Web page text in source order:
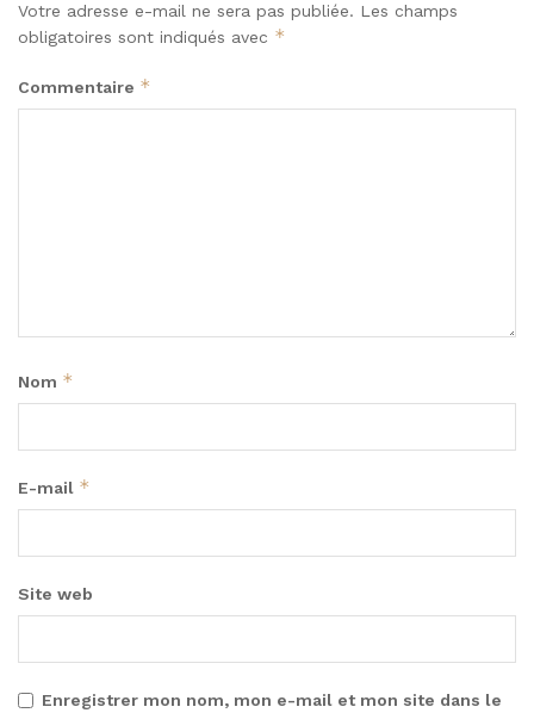
Votre adresse e-mail ne sera pas publiée. Les champs
obligatoires sont indiqués avec *
Commentaire *
Nom *
E-mail *
Site web
Enregistrer mon nom, mon e-mail et mon site dans le